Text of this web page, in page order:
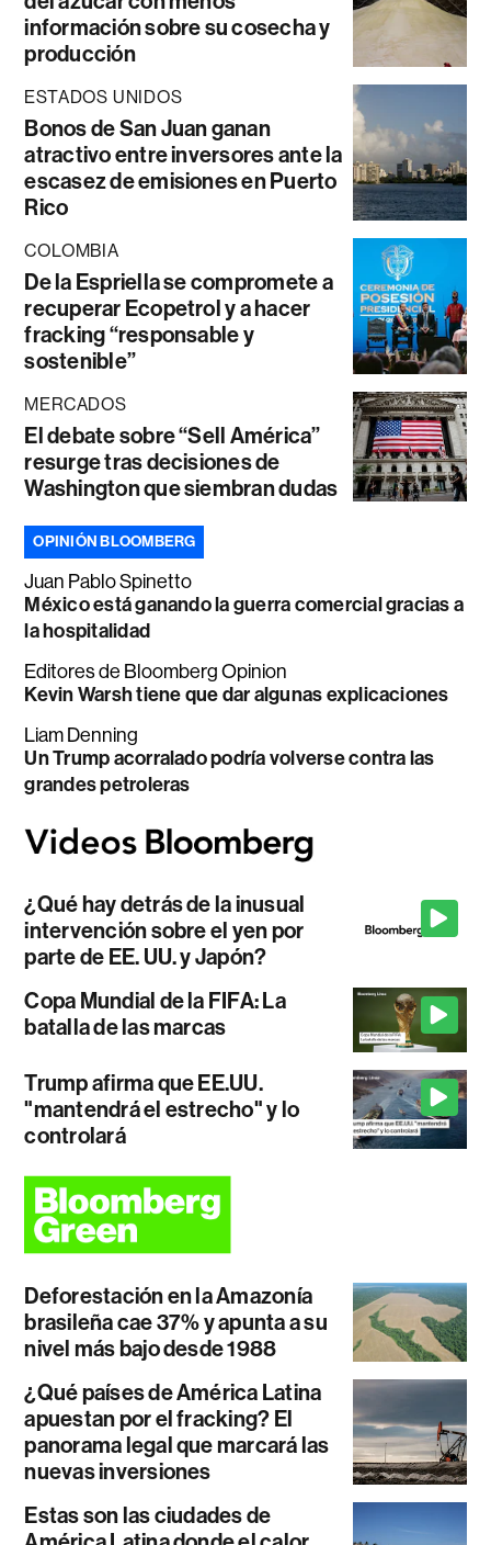
información sobre su cosecha y
producción
ESTADOS UNIDOS
Bonos de San Juan ganan
atractivo entre inversores ante la
escasez de emisiones en Puerto
Rico
COLOMBIA
De la Espriella se compromete a
recuperar Ecopetrol y a hacer
fracking “responsable y
sostenible”
MERCADOS
El debate sobre “Sell América”
resurge tras decisiones de
Washington que siembran dudas
OPINIÓN BLOOMBERG
Juan Pablo Spinetto
México está ganando la guerra comercial gracias a
la hospitalidad
Editores de Bloomberg Opinion
Kevin Warsh tiene que dar algunas explicaciones
Liam Denning
Un Trump acorralado podría volverse contra las
grandes petroleras
¿Qué hay detrás de la inusual
intervención sobre el yen por
parte de EE. UU. y Japón?
Copa Mundial de la FIFA: La
batalla de las marcas
Trump afirma que EE.UU.
"mantendrá el estrecho" y lo
controlará
Deforestación en la Amazonía
brasileña cae 37% y apunta a su
nivel más bajo desde 1988
¿Qué países de América Latina
apuestan por el fracking? El
panorama legal que marcará las
nuevas inversiones
Estas son las ciudades de